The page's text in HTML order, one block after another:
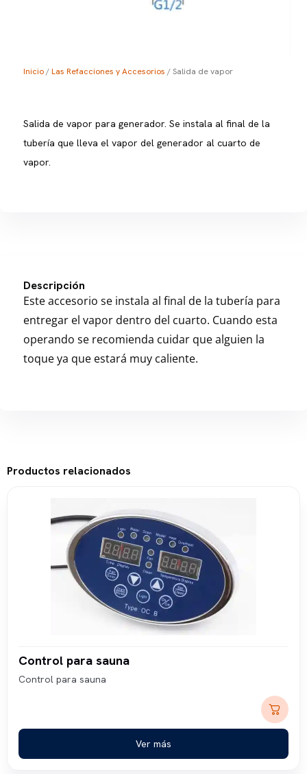
Inicio/Las Refacciones y Accesorios / Salida de vapor
Salida de vapor para generador. Se instala al final de la
tubería que lleva el vapor del generador al cuarto de
vapor.
Descripción
Este accesorio se instala al final de la tubería para
entregar el vapor dentro del cuarto. Cuando esta
operando se recomienda cuidar que alguien la
toque ya que estará muy caliente.
Productos relacionados
Control para sauna
Control para sauna
Ver más